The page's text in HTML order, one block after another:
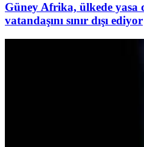
Güney Afrika, ülkede yasa
vatandaşını sınır dışı ediyor